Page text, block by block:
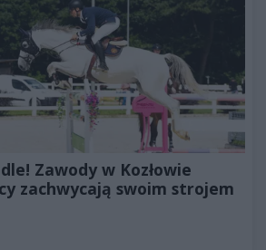
Zawody w Kozłowie
zachwycają swoim strojem